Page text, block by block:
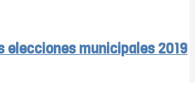
elecciones municipales 2019